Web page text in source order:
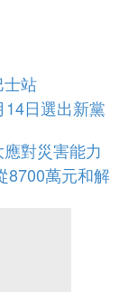
站
日選出新黨
對災害能力
8700萬元和解